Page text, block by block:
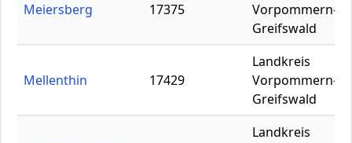
Meiersberg 17375
Vorpommern-
Greifswald
Mellenthin 17429
Landkreis
Vorpommern-
Greifswald
Landkreis